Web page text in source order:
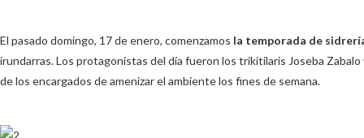
El pasado domingo, 17 de enero, comenzamos la temporada de
irundarras. Los protagonistas del día fueron los trikitilaris Joseba
de los encargados de amenizar el ambiente los fines de semana.